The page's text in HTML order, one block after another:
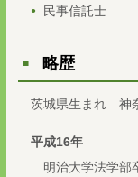
民事信託士
略歴
茨城県生まれ 神
平成16年
明治大学法学部